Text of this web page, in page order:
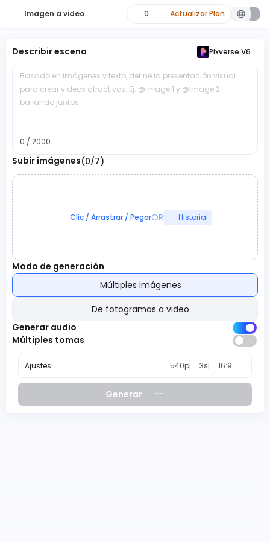
Imagen a video 0 Actualizar Plan
Pixverse V6
Describir escena
Basado en imágenes y texto, define la presentación visual
para crear videos atractivos. Ej: @Image 1 y @Image 2
bailando juntos.
0 / 2000
Subir imágenes(0/7)
Clic / Arrastrar / PegarOR Historial
Modo de generación
Múltiples imágenes
De fotogramas a video
Generar audio
Múltiples tomas
Ajustes: 540p 3s 16:9
Generar --